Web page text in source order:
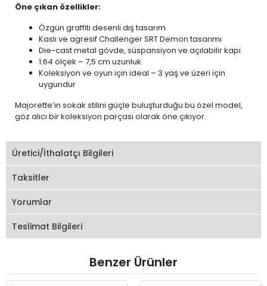
Öne çıkan özellikler:
Özgün graffiti desenli dış tasarım
Kaslı ve agresif Challenger SRT Demon tasarımı
Die-cast metal gövde, süspansiyon ve açılabilir kapı
1:64 ölçek – 7,5 cm uzunluk
Koleksiyon ve oyun için ideal – 3 yaş ve üzeri için
uygundur
Majorette’in sokak stilini güçle buluşturduğu bu özel model,
göz alıcı bir koleksiyon parçası olarak öne çıkıyor.
Üretici/İthalatçı Bilgileri
Taksitler
Yorumlar
Teslimat Bilgileri
Benzer Ürünler